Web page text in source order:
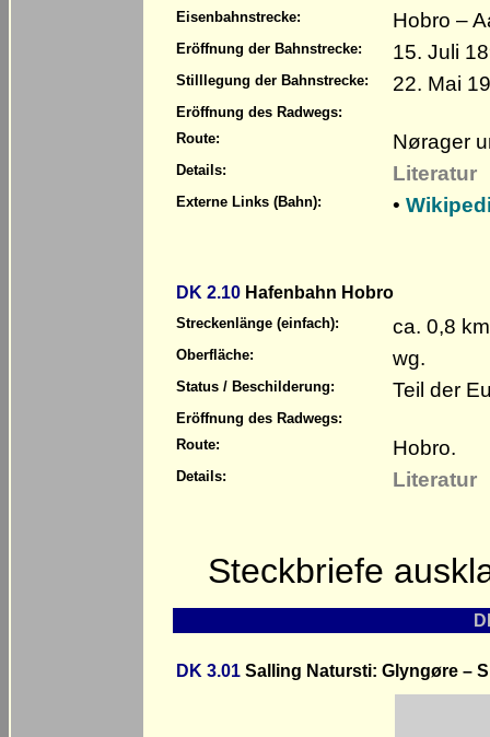
Eisenbahnstrecke:
Hobro –
Eröffnung der Bahnstrecke: 15. Juli
Stilllegung der Bahnstrecke: 22. Mai
Eröffnung des Radwegs:
Route:
Nørager
Details: Literatur
Externe Links (Bahn): •
DK 2.10 Hafenbahn Hobro
Streckenlänge (einfach): ca. 0,8 km
Oberfläche: wg.
Status / Beschilderung: Teil der
Eröffnung des Radwegs:
Route:
Hobro.
Details: Literatur
Steckbriefe
DK 3.01 Salling Natursti: Glyngøre –